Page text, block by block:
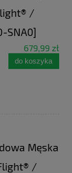
/
SNA0]
679,99 zł
do koszyka
Męska
/